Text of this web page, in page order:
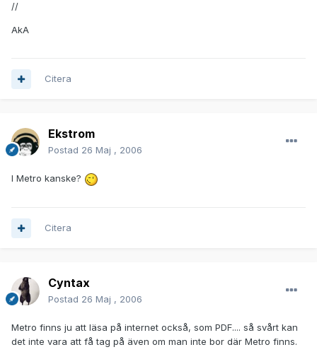
//
AkA
Citera
Ekstrom
Postad 26 Maj , 2006
I Metro kanske?
Citera
Cyntax
Postad 26 Maj , 2006
Metro finns ju att läsa på internet också, som PDF.... så svårt kan
det inte vara att få tag på även om man inte bor där Metro finns.